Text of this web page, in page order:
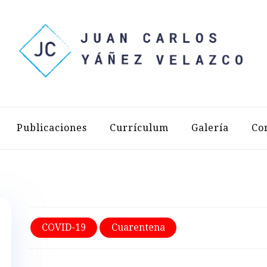
YÁÑEZ
Publicaciones Currículum Galería
COVID-19 Cuarentena